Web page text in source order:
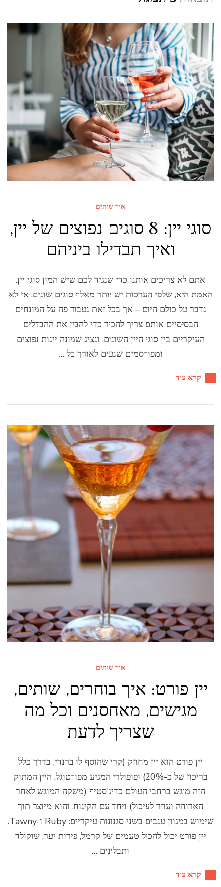
איך שותים
סוגי יין: 8 סוגים נפוצים של יין,
ואיך תבדילו ביניהם
אתם לא צריכים אותנו כדי שנגיד לכם שיש המון סוגי יין.
האמת היא, שלפי הערכות יש יותר מאלף סוגים שונים. אז לא
נדבר על כולם היום – אך בכל זאת נעבור פה על המונחים
הבסיסיים אותם צריך להכיר כדי להבין את ההבדלים
העיקריים בין סוגי היין השונים, ונציג שמונה יינות נפוצים
ומפורסמים שנעים לאורך כל …
קרא עוד
איך שותים
יין פורט: איך בוחרים, שותים,
מגישים, מאחסנים וכל מה
שצריך לדעת
יין פורט הוא יין מחוזק (קרי שהוסף לו ברנדי, בדרך כלל
בריכוז של כ-20%) ופופולרי המגיע מפורטוגל. היין המתוק
הזה מוגש ברחבי העולם כדיג'סטיף (משקה המוגש לאחר
הארוחה ועוזר לעיכול) ויחד עם הקינוח, והוא מיוצר תוך
שימוש במגוון ענבים בשני סגנונות עיקריים: Ruby ו-Tawny.
יין פורט יכול להכיל טעמים של קרמל, פירות יער, שוקולד
ותבלינים …
קרא עוד